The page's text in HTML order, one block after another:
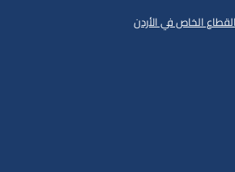
الخاص في الأردن